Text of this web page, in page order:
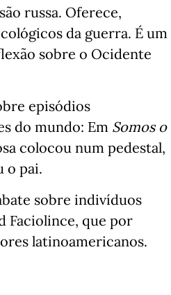
russa. Oferece,
da guerra. É um
sobre o Ocidente
episódios
do mundo: Em Somos o
colocou num pedestal,
o pai.
sobre indivíduos
Faciolince, que por
latinoamericanos.